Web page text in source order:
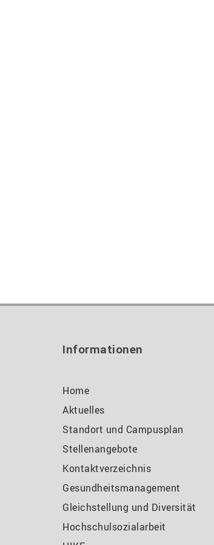
Informationen
Home
Aktuelles
Standort und Campusplan
Stellenangebote
Kontaktverzeichnis
Gesundheitsmanagement
Gleichstellung und Diversität
Hochschulsozialarbeit